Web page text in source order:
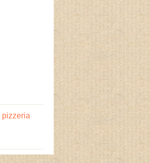
pizzeria